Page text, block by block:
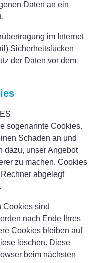
Daten an ein
im Internet
Sicherheitslücken
der Daten vor dem
sogenannte Cookies.
Schaden an und
dazu, unser Angebot
zu machen. Cookies
abgelegt
Cookies sind
nach Ende Ihres
Cookies bleiben auf
löschen. Diese
beim nächsten